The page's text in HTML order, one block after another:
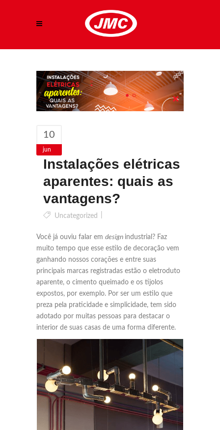
10
jun
Instalações elétricas
aparentes: quais as
vantagens?
Uncategorized
Você já ouviu falar em design industrial? Faz
muito tempo que esse estilo de decoração vem
ganhando nossos corações e entre suas
principais marcas registradas estão o eletroduto
aparente, o cimento queimado e os tijolos
expostos, por exemplo. Por ser um estilo que
preza pela praticidade e simplicidade, tem sido
adotado por muitas pessoas para destacar o
interior de suas casas de uma forma diferente.